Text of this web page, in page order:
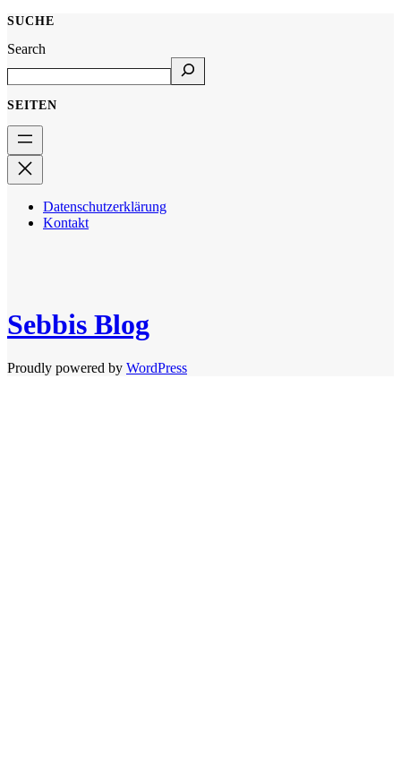
SUCHE
Search
SEITEN
Datenschutzerklärung
Kontakt
Sebbis Blog
Proudly powered by WordPress